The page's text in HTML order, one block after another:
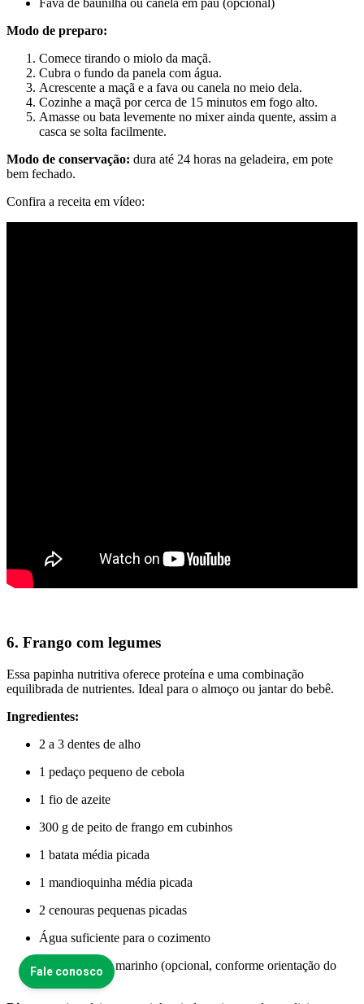
Modo de preparo:
Comece tirando o miolo da maçã.
Cubra o fundo da panela com água.
Acrescente a maçã e a fava ou canela no meio dela.
Cozinhe a maçã por cerca de 15 minutos em fogo alto.
Amasse ou bata levemente no mixer ainda quente, assim a
casca se solta facilmente.
Modo de conservação: dura até 24 horas na geladeira, em pote
bem fechado.
Confira a receita em vídeo:
6. Frango com legumes
Essa papinha nutritiva oferece proteína e uma combinação
equilibrada de nutrientes. Ideal para o almoço ou jantar do bebê.
Ingredientes:
2 a 3 dentes de alho
1 pedaço pequeno de cebola
1 fio de azeite
300 g de peito de frango em cubinhos
1 batata média picada
1 mandioquinha média picada
2 cenouras pequenas picadas
Água suficiente para o cozimento
1 pitada de sal marinho (opcional, conforme orientação do
pediatra)